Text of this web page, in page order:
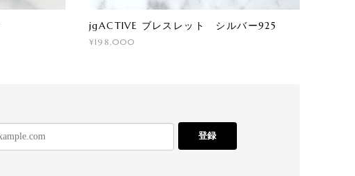
jgACTIVE ブレスレット シルバー925
¥198,000
登録